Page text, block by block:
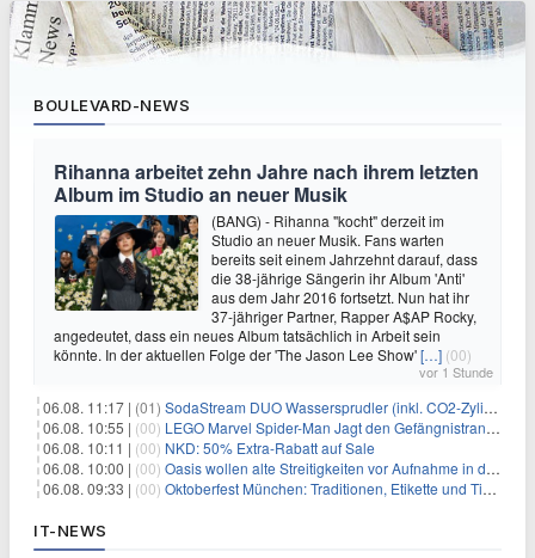
BOULEVARD-NEWS
Rihanna arbeitet zehn Jahre nach ihrem letzten
Album im Studio an neuer Musik
(BANG) - Rihanna "kocht" derzeit im
Studio an neuer Musik. Fans warten
bereits seit einem Jahrzehnt darauf, dass
die 38-jährige Sängerin ihr Album 'Anti'
aus dem Jahr 2016 fortsetzt. Nun hat ihr
37-jähriger Partner, Rapper A$AP Rocky,
angedeutet, dass ein neues Album tatsächlich in Arbeit sein
könnte. In der aktuellen Folge der 'The Jason Lee Show'[…] (00)
vor 1 Stunde
06.08. 11:17 | (01) SodaStream DUO Wassersprudler (inkl. CO2-Zylinder) für 94€
06.08. 10:55 | (00) LEGO Marvel Spider-Man Jagt den Gefängnistransporter (76349) für 32,99€
06.08. 10:11 | (00) NKD: 50% Extra-Rabatt auf Sale
06.08. 10:00 | (00) Oasis wollen alte Streitigkeiten vor Aufnahme in die Rock and Roll Hall of Fame begraben
06.08. 09:33 | (00) Oktoberfest München: Traditionen, Etikette und Tipps für Gäste aus dem In- und Ausland
IT-NEWS